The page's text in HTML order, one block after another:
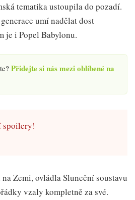
tematika ustoupila do pozadí.
umí nadělat dost
je i Popel Babylonu.
Přidejte si nás mezi oblíbené na
spoilery!
Zemi, ovládla Sluneční soustavu
vzaly kompletně za své.